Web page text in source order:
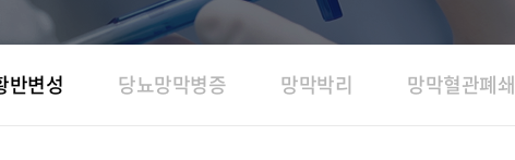
반변성 당뇨망막병증 망막박리 망막혈관폐쇄